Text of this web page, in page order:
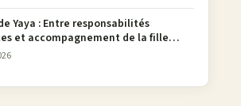
Yaya : Entre responsabilités
et accompagnement de la fille
diaspora en débat